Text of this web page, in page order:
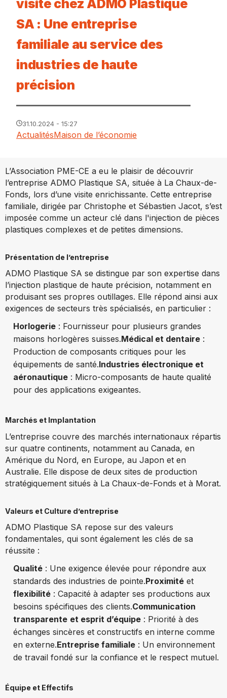
visite chez ADMO Plastique
SA : Une entreprise
familiale au service des
industries de haute
précision
31.10.2024 - 15:27
ActualitésMaison de l’économie
L’Association PME-CE a eu le plaisir de découvrir
l’entreprise ADMO Plastique SA, située à La Chaux-de-
Fonds, lors d’une visite enrichissante. Cette entreprise
familiale, dirigée par Christophe et Sébastien Jacot, s’est
imposée comme un acteur clé dans l'injection de pièces
plastiques complexes et de petites dimensions.
Présentation de l’entreprise
ADMO Plastique SA se distingue par son expertise dans
l’injection plastique de haute précision, notamment en
produisant ses propres outillages. Elle répond ainsi aux
exigences de secteurs très spécialisés, en particulier :
Horlogerie : Fournisseur pour plusieurs grandes
maisons horlogères suisses.Médical et dentaire :
Production de composants critiques pour les
équipements de santé.Industries électronique et
aéronautique : Micro-composants de haute qualité
pour des applications exigeantes.
Marchés et Implantation
L’entreprise couvre des marchés internationaux répartis
sur quatre continents, notamment au Canada, en
Amérique du Nord, en Europe, au Japon et en
Australie. Elle dispose de deux sites de production
stratégiquement situés à La Chaux-de-Fonds et à Morat.
Valeurs et Culture d’entreprise
ADMO Plastique SA repose sur des valeurs
fondamentales, qui sont également les clés de sa
réussite :
Qualité : Une exigence élevée pour répondre aux
standards des industries de pointe.Proximité et
flexibilité : Capacité à adapter ses productions aux
besoins spécifiques des clients.Communication
transparente et esprit d’équipe : Priorité à des
échanges sincères et constructifs en interne comme
en externe.Entreprise familiale : Un environnement
de travail fondé sur la confiance et le respect mutuel.
Équipe et Effectifs